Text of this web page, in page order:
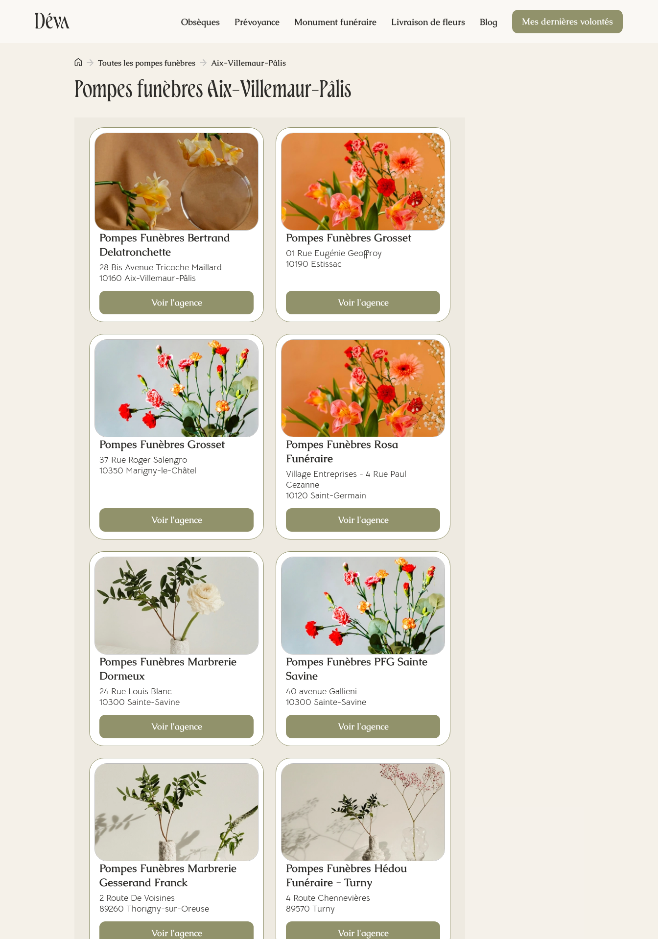
Obsèques Prévoyance Monument funéraire Livraison de fleurs Blog Mes dernières volontés
Pompes funèbres Aix-Villemaur-Pâlis
Toutes les pompes funèbres Aix-Villemaur-Pâlis
Pompes Funèbres Bertrand
Delatronchette
28 Bis Avenue Tricoche Maillard
10160 Aix-Villemaur-Pâlis
Voir l'agence
Pompes Funèbres Grosset
01 Rue Eugénie Geoffroy
10190 Estissac
Voir l'agence
Pompes Funèbres Grosset
37 Rue Roger Salengro
10350 Marigny-le-Châtel
Voir l'agence
Pompes Funèbres Rosa
Funéraire
Village Entreprises - 4 Rue Paul
Cezanne
10120 Saint-Germain
Voir l'agence
Pompes Funèbres Marbrerie
Dormeux
24 Rue Louis Blanc
10300 Sainte-Savine
Voir l'agence
Pompes Funèbres PFG Sainte
Savine
40 avenue Gallieni
10300 Sainte-Savine
Voir l'agence
Pompes Funèbres Marbrerie
Gesserand Franck
2 Route De Voisines
89260 Thorigny-sur-Oreuse
Voir l'agence
Pompes Funèbres Hédou
Funéraire - Turny
4 Route Chennevières
89570 Turny
Voir l'agence